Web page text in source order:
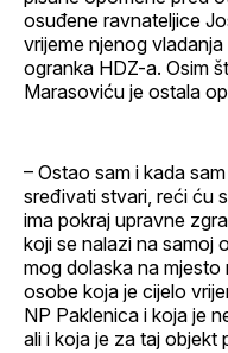
osuđene ravnateljice
vrijeme njenog
ogranka HDZ-a. Osim
Marasoviću je ostala
– Ostao sam i kada
sređivati stvari, reći ću
ima pokraj upravne
koji se nalazi na samoj
mog dolaska na
osobe koja je cijelo
NP Paklenica i koja je
ali i koja je za taj